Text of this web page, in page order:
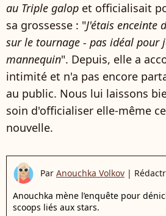
au Triple galop et officialisait
sa grossesse : "J'étais enceinte
sur le tournage - pas idéal pour
mannequin". Depuis, elle a
intimité et n'a pas encore
au public. Nous lui laissons
soin d'officialiser elle-même
nouvelle.
Par Anouchka Volkov |
Anouchka mène l’enquête pour
scoops liés aux stars.